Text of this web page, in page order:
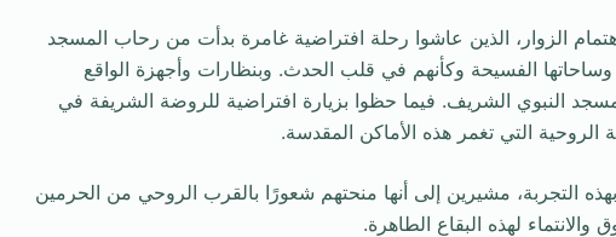
الزوار، الذين عاشوا رحلة افتراضية غامرة بدأت من رحاب المسجد
وساحاتها الفسيحة وكأنهم في قلب الحدث. وبنظارات وأجهزة الواقع
النبوي الشريف. فيما حظوا بزيارة افتراضية للروضة الشريفة في
الروحية التي تغمر هذه الأماكن المقدسة.
التجربة، مشيرين إلى أنها منحتهم شعورًا بالقرب الروحي من الحرمين
لهذه البقاع الطاهرة.